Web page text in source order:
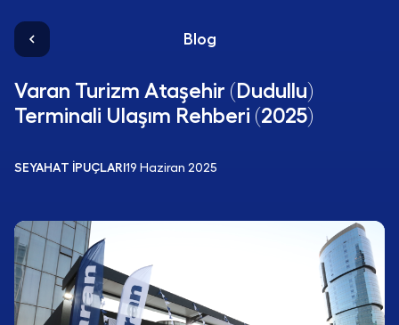
Blog
Varan Turizm Ataşehir (Dudullu)
Terminali Ulaşım Rehberi (2025)
SEYAHAT İPUÇLARI 19 Haziran 2025